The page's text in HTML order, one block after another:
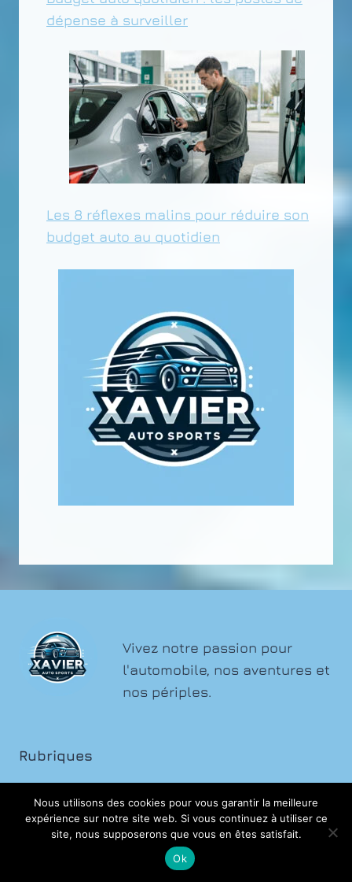
dépense à surveiller
Les 8 réflexes malins pour réduire son
budget auto au quotidien
Vivez notre passion pour
l'automobile, nos aventures et
nos périples.
Rubriques
Accessoires mobilité
Auto
Entretien auto
Nous utilisons des cookies pour vous garantir la meilleure
expérience sur notre site web. Si vous continuez à utiliser ce
site, nous supposerons que vous en êtes satisfait.
Ok